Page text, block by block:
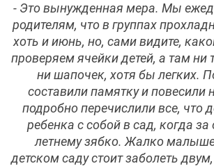
- Это вынужденная мера. Мы
родителям, что в группах
хоть и июнь, но, сами видите,
проверяем ячейки детей, а там ни
ни шапочек, хотя бы легких.
составили памятку и повесили
подробно перечислили все, что
ребенка с собой в сад, когда
летнему зябко. Жалко
детском саду стоит заболеть